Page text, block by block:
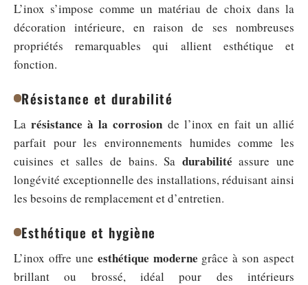
L’inox s’impose comme un matériau de choix dans la
décoration intérieure, en raison de ses nombreuses
propriétés remarquables qui allient esthétique et
fonction.
Résistance et durabilité
Larésistance à la corrosion de l’inox en fait un allié
parfait pour les environnements humides comme les
cuisines et salles de bains. Sa durabilité assure une
longévité exceptionnelle des installations, réduisant ainsi
les besoins de remplacement et d’entretien.
Esthétique et hygiène
L’inox offre une esthétique moderne grâce à son aspect
brillant ou brossé, idéal pour des intérieurs